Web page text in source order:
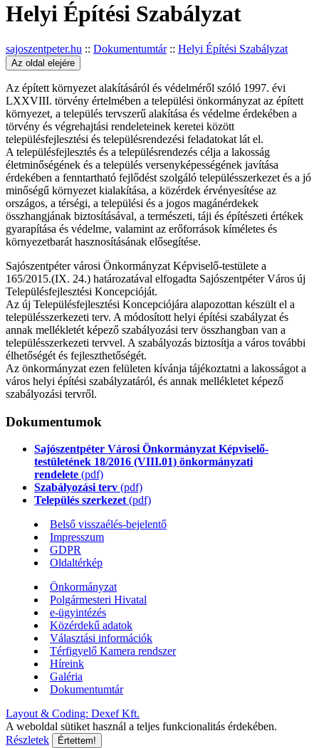
Helyi Építési Szabályzat
sajoszentpeter.hu :: Dokumentumtár:: Helyi Építési Szabályzat
Az oldal elejére
Az épített környezet alakításáról és védelméről szóló 1997. évi
LXXVIII. törvény értelmében a települési önkormányzat az épített
környezet, a település tervszerű alakítása és védelme érdekében a
törvény és végrehajtási rendeleteinek keretei között
településfejlesztési és településrendezési feladatokat lát el.
A településfejlesztés és a településrendezés célja a lakosság
életminőségének és a település versenyképességének javítása
érdekében a fenntartható fejlődést szolgáló településszerkezet és a jó
minőségű környezet kialakítása, a közérdek érvényesítése az
országos, a térségi, a települési és a jogos magánérdekek
összhangjának biztosításával, a természeti, táji és építészeti értékek
gyarapítása és védelme, valamint az erőforrások kíméletes és
környezetbarát hasznosításának elősegítése.
Sajószentpéter városi Önkormányzat Képviselő-testülete a
165/2015.(IX. 24.) határozatával elfogadta Sajószentpéter Város új
Településfejlesztési Koncepcióját.
Az új Településfejlesztési Koncepciójára alapozottan készült el a
településszerkezeti terv. A módosított helyi építési szabályzat és
annak mellékletét képező szabályozási terv összhangban van a
településszerkezeti tervvel. A szabályozás biztosítja a város további
élhetőségét és fejleszthetőségét.
Az önkormányzat ezen felületen kívánja tájékoztatni a lakosságot a
város helyi építési szabályzatáról, és annak mellékletet képező
szabályozási tervről.
Dokumentumok
Sajószentpéter Városi Önkormányzat Képviselő-
testületének 18/2016 (VIII.01) önkormányzati
rendelete (pdf)
Szabályozási terv (pdf)
Település szerkezet (pdf)
Belső visszaélés-bejelentő
Impresszum
GDPR
Oldaltérkép
Önkormányzat
Polgármesteri Hivatal
e-ügyintézés
Közérdekű adatok
Választási információk
Térfigyelő Kamera rendszer
Híreink
Galéria
Dokumentumtár
Layout & Coding: Dexef Kft.
A weboldal sütiket használ a teljes funkcionalitás érdekében.
Részletek